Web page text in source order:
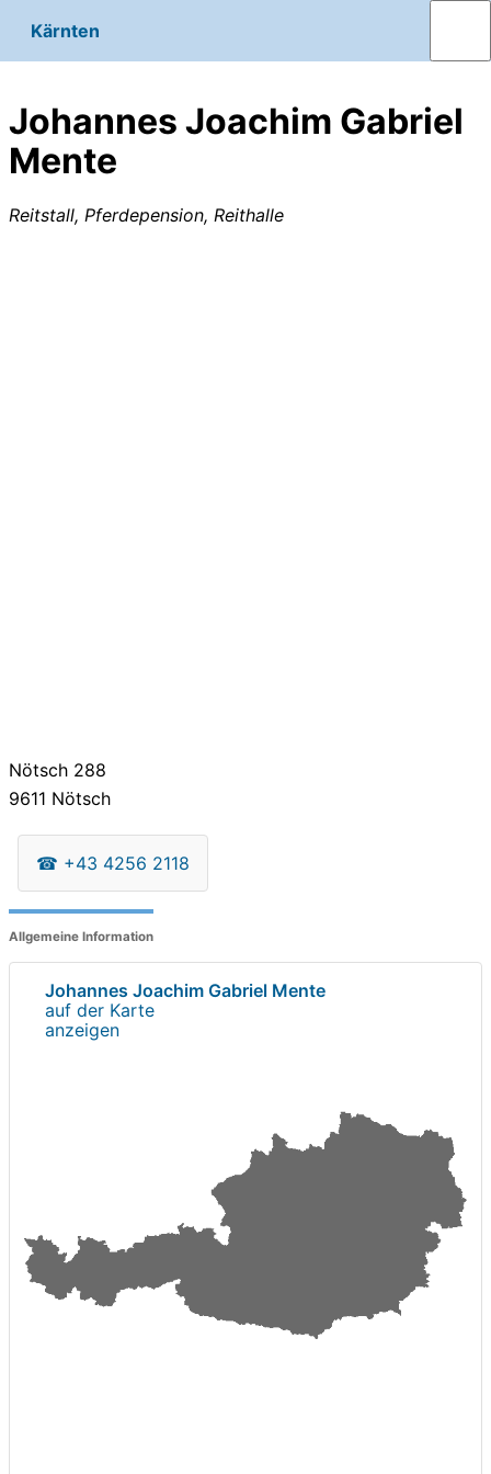
Kärnten
Johannes Joachim Gabriel
Mente
Reitstall, Pferdepension, Reithalle
Nötsch 288
9611 Nötsch
☎ +43 4256 2118
Allgemeine Information
Johannes Joachim Gabriel Mente
auf der Karte
anzeigen